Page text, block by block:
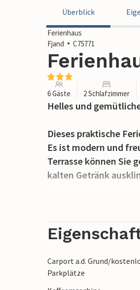
Überblick
Ferienhaus
Fjand
C75771
6 Gäste 2 Schlafzimmer
Helles und
Dieses praktische
Es ist modern und
Terrasse können Sie
kalten Getränk
Ein schöner
Thorsminde,
erreicht. Hier können
gehen, mit Ihren
In Husby können Sie
vielfältige
Waldsee und den
Carport a.d. Grund/
Parkplätze